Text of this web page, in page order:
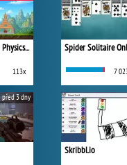
One Shot Tower: Physics Destroyer
113x
před 3 dny
Spider Solitaire
7
Skribbl.io